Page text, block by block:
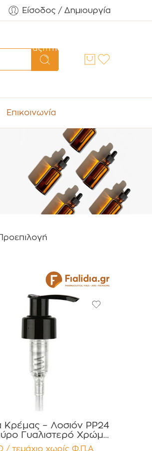
Είσοδος / Δημιουργία
Αναζήτηση
Επικοινωνία
Κρέμας – Λοσιόν PP24
Γυαλιστερό Χρώμα
12 τεμαχίων
/ τεμάχιο χωρίς Φ.Π.Α